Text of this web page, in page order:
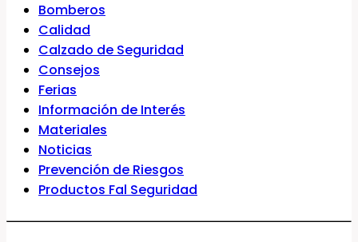
Bomberos
Calidad
Calzado de Seguridad
Consejos
Ferias
Información de Interés
Materiales
Noticias
Prevención de Riesgos
Productos Fal Seguridad